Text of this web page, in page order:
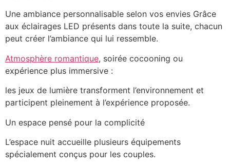
Une ambiance personnalisable selon vos envies Grâce
aux éclairages LED présents dans toute la suite, chacun
peut créer l’ambiance qui lui ressemble.
Atmosphère romantique, soirée cocooning ou
expérience plus immersive :
les jeux de lumière transforment l’environnement et
participent pleinement à l’expérience proposée.
Un espace pensé pour la complicité
L’espace nuit accueille plusieurs équipements
spécialement conçus pour les couples.